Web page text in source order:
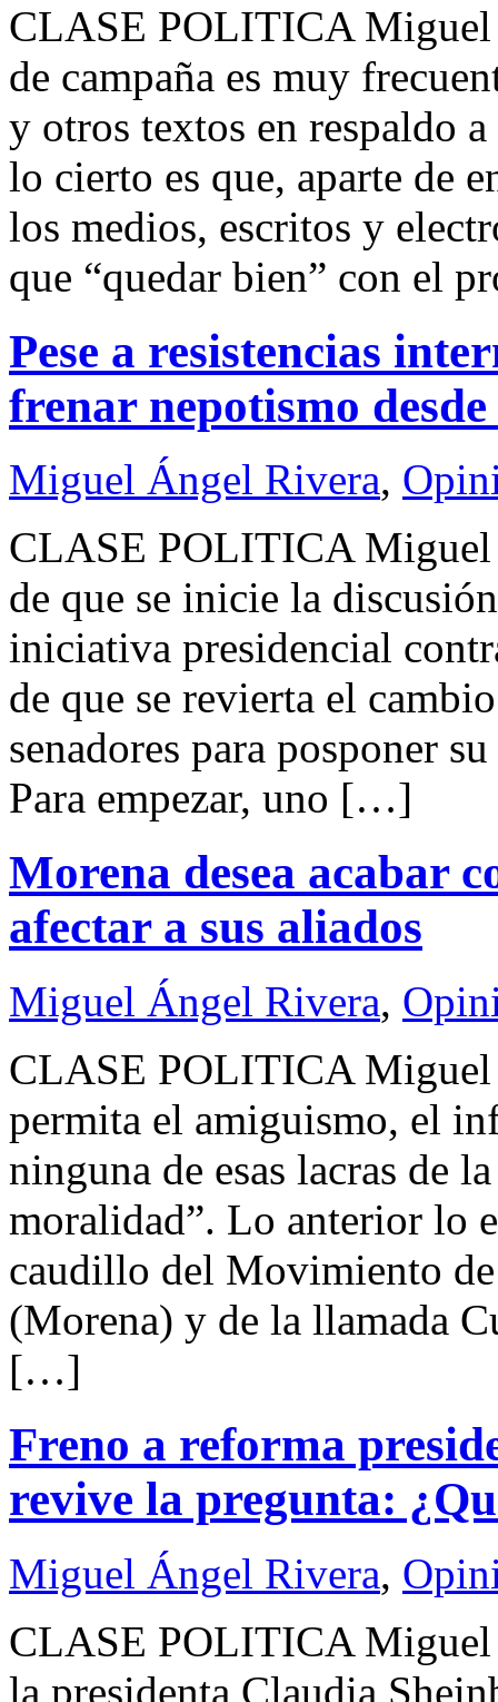
CLASE POLITICA
de campaña es muy
y otros textos en respaldo
lo cierto es que, aparte de
los medios, escritos y
que “quedar bien” con el
Pese a resistencias
frenar nepotismo
Miguel Ángel Rivera,
CLASE POLITICA
de que se inicie la
iniciativa presidencial
de que se revierta el
senadores para posponer
Para empezar, uno […]
Morena desea acabar
afectar a sus aliados
Miguel Ángel Rivera,
CLASE POLITICA
permita el amiguismo, el
ninguna de esas lacras de
moralidad”. Lo anterior lo
caudillo del Movimiento
(Morena) y de la llamada
[…]
Freno a reforma
revive la pregunta:
Miguel Ángel Rivera,
CLASE POLITICA
la presidenta Claudia